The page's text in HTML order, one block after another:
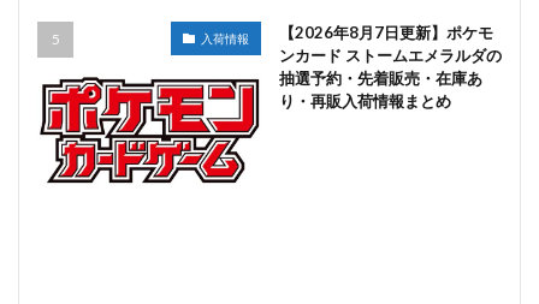
入荷情報
【2026年8月7日更新】ポケモ
ンカード ストームエメラルダの
抽選予約・先着販売・在庫あ
り・再販入荷情報まとめ